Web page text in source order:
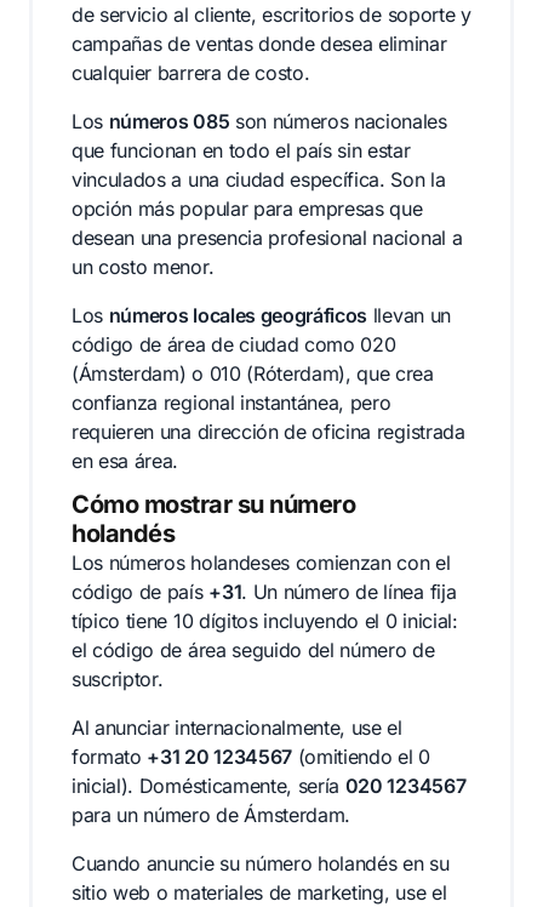
de servicio al cliente, escritorios de soporte y
campañas de ventas donde desea eliminar
cualquier barrera de costo.
Los números 085 son números nacionales
que funcionan en todo el país sin estar
vinculados a una ciudad específica. Son la
opción más popular para empresas que
desean una presencia profesional nacional a
un costo menor.
Los números locales geográficos llevan un
código de área de ciudad como 020
(Ámsterdam) o 010 (Róterdam), que crea
confianza regional instantánea, pero
requieren una dirección de oficina registrada
en esa área.
Cómo mostrar su número
holandés
Los números holandeses comienzan con el
código de país +31. Un número de línea fija
típico tiene 10 dígitos incluyendo el 0 inicial:
el código de área seguido del número de
suscriptor.
Al anunciar internacionalmente, use el
formato +31 20 1234567(omitiendo el 0
inicial). Domésticamente, sería 020 1234567
para un número de Ámsterdam.
Cuando anuncie su número holandés en su
sitio web o materiales de marketing, use el